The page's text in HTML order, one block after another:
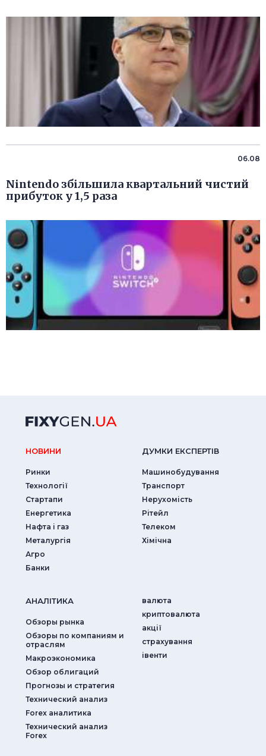
06.08
Nintendo збільшила квартальний чистий
прибуток у 1,5 раза
НОВИНИ
Ринки
Технології
Стартапи
Енергетика
Нафта і газ
Металургія
Агро
Банки
ДУМКИ ЕКСПЕРТIВ
Машинобудування
Транспорт
Нерухомість
Рітейл
Телеком
Хімічна
АНАЛIТИКА
Обзоры рынка
Обзоры по компаниям и
отраслям
Макроэкономика
Обзор облигаций
Прогнозы и стратегия
Технический анализ
Forex аналитика
Технический анализ
Forex
валюта
криптовалюта
акції
страхування
iвенти